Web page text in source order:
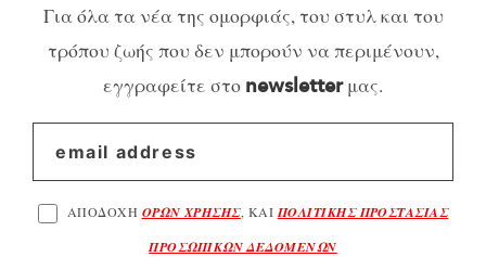
Για όλα τα νέα της ομορφιάς, του στυλ και του
τρόπου ζωής που δεν μπορούν να περιμένουν,
εγγραφείτε στο newsletterμας.
ΑΠΟΔΟΧΗ ΟΡΩΝ ΧΡΗΣΗΣ, ΚΑΙ ΠΟΛΙΤΙΚΗΣ ΠΡΟΣΤΑΣΙΑΣ
ΠΡΟΣΩΠΙΚΩΝ ΔΕΔΟΜΕΝΩΝ